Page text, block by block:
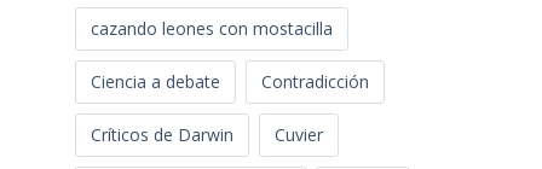
cazando leones con mostacilla
Ciencia a debate Contradicción
Críticos de Darwin Cuvier